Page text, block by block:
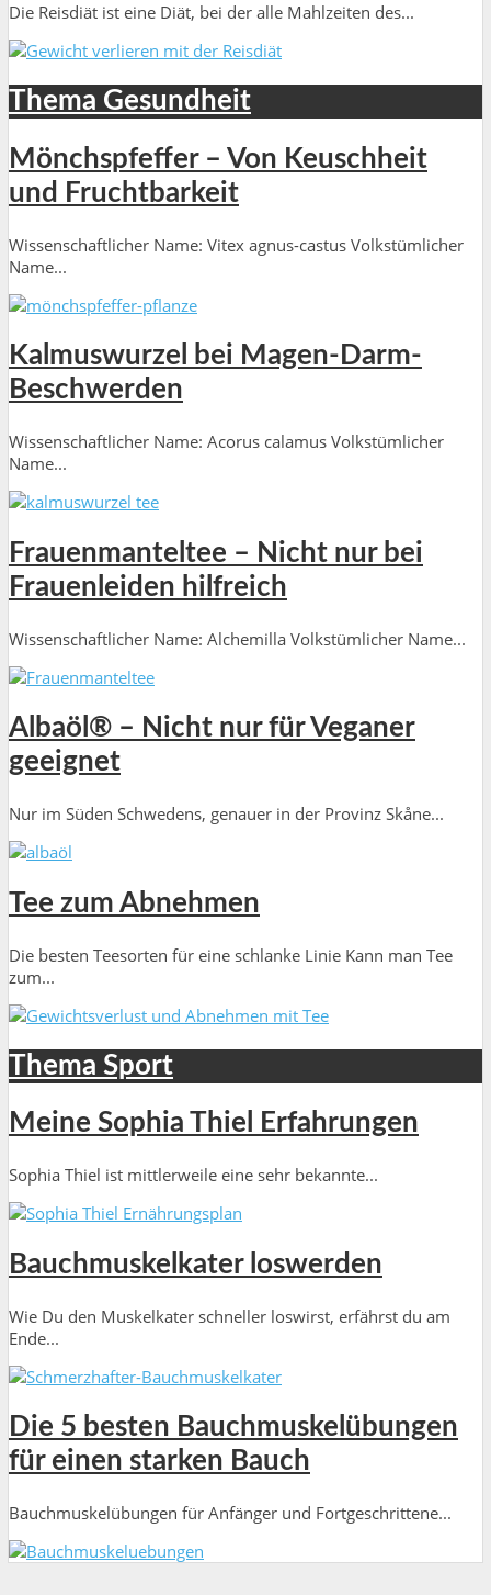
Die Reisdiät ist eine Diät, bei der alle Mahlzeiten des...
Thema Gesundheit
Mönchspfeffer – Von Keuschheit
und Fruchtbarkeit
Wissenschaftlicher Name: Vitex agnus-castus Volkstümlicher
Name...
Kalmuswurzel bei Magen-Darm-
Beschwerden
Wissenschaftlicher Name: Acorus calamus Volkstümlicher
Name...
Frauenmanteltee – Nicht nur bei
Frauenleiden hilfreich
Wissenschaftlicher Name: Alchemilla Volkstümlicher Name...
Albaöl® – Nicht nur für Veganer
geeignet
Nur im Süden Schwedens, genauer in der Provinz Skåne...
Tee zum Abnehmen
Die besten Teesorten für eine schlanke Linie Kann man Tee
zum...
Thema Sport
Meine Sophia Thiel Erfahrungen
Sophia Thiel ist mittlerweile eine sehr bekannte...
Bauchmuskelkater loswerden
Wie Du den Muskelkater schneller loswirst, erfährst du am
Ende...
Die 5 besten Bauchmuskelübungen
für einen starken Bauch
Bauchmuskelübungen für Anfänger und Fortgeschrittene...